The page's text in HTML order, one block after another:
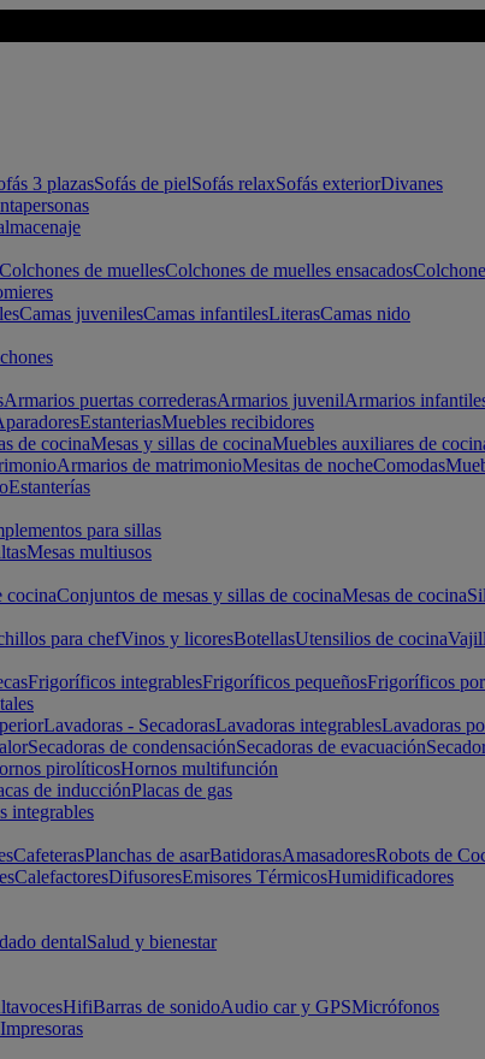
3 plazasSofás de pielSofás relaxSofás exteriorDivanes
Colchones de muellesColchones de muelles ensacados
Camas juvenilesCamas infantilesLiterasCamas nido
Armarios puertas correderasArmarios juvenilArmarios
EstanteriasMuebles recibidores
de cocinaMesas y sillas de cocinaMuebles auxiliares de
Armarios de matrimonioMesitas de nocheComodas
Estanterías
para sillas
Mesas multiusos
cocinaConjuntos de mesas y sillas de cocinaMesas de cocina
para chefVinos y licoresBotellasUtensilios de cocina
Frigoríficos integrablesFrigoríficos pequeñosFrigoríficos
Lavadoras - SecadorasLavadoras integrablesLavadoras
Secadoras de condensaciónSecadoras de evacuación
pirolíticosHornos multifunción
de inducciónPlacas de gas
integrables
CafeterasPlanchas de asarBatidorasAmasadoresRobots de
CalefactoresDifusoresEmisores TérmicosHumidificadores
dentalSalud y bienestar
HifiBarras de sonidoAudio car y GPSMicrófonos
Impresoras